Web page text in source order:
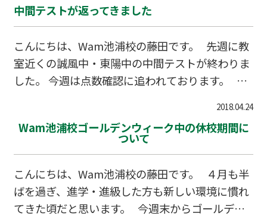
す。 念入りに準備して、テストに臨みましょう！
お気軽にご相談ください。ご連絡お待ちしており
ます。 〒595-0024 泉大津市池浦町1-22-20-1 G
RECARE 2F TEL 0120-20-7733
中間テストが返ってきました
こんにちは、Wam池浦校の藤田です。 先週に教
室近くの誠風中・東陽中の中間テストが終わりま
した。 今週は点数確認に追われております。 今
回の学年末テストより合計点が上がっています！
この調子で期末テストも乗り越えましょう！ Wa
にご相談ください。ご連絡お待ちしております。
〒595-0024 泉大津市池浦町1-22-20-1 GRECAR
E 2F TEL 0120-20-7733
2018.04.24
Wam池浦校ゴールデンウィーク中の休校期間に
ついて
こんにちは、Wam池浦校の藤田です。 ４月も半
ばを過ぎ、進学・進級した方も新しい環境に慣れ
てきた頃だと思います。 今週末からゴールデン